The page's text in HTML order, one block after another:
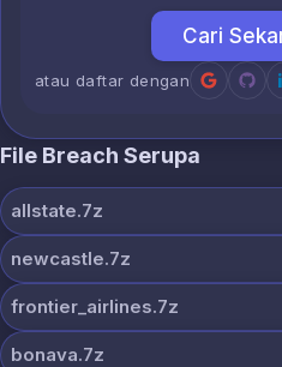
Cari
atau daftar dengan
File Breach Serupa
allstate.7z
newcastle.7z
frontier_airlines.7z
bonava.7z